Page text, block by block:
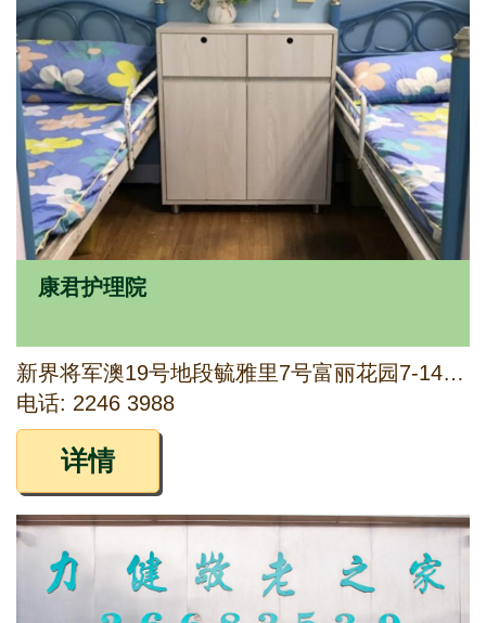
康君护理院
新界将军澳19号地段毓雅里7号富丽花园7-14号地舖
电话: 2246 3988
详情